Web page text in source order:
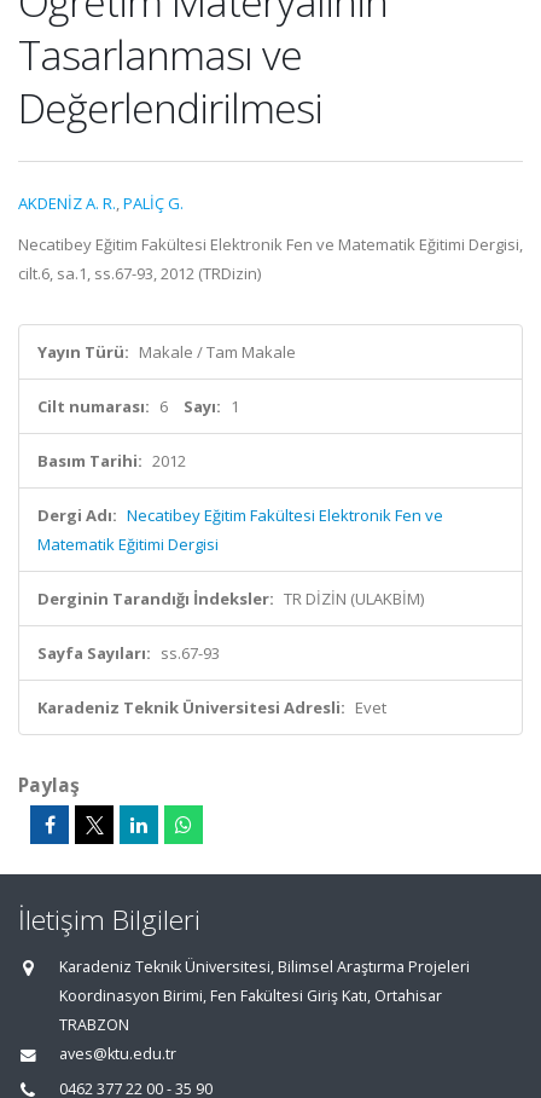
Tasarlanması ve
Değerlendirilmesi
AKDENİZ A. R.,PALİÇ G.
Necatibey Eğitim Fakültesi Elektronik Fen ve Matematik Eğitimi Dergisi,
cilt.6, sa.1, ss.67-93, 2012 (TRDizin)
Yayın Türü: Makale / Tam Makale
Cilt numarası: 6 Sayı: 1
Basım Tarihi: 2012
Dergi Adı: Necatibey Eğitim Fakültesi Elektronik Fen ve
Matematik Eğitimi Dergisi
Derginin Tarandığı İndeksler: TR DİZİN (ULAKBİM)
Sayfa Sayıları: ss.67-93
Karadeniz Teknik Üniversitesi Adresli: Evet
Paylaş
İletişim Bilgileri
Karadeniz Teknik Üniversitesi, Bilimsel Araştırma Projeleri
Koordinasyon Birimi, Fen Fakültesi Giriş Katı, Ortahisar
TRABZON
aves@ktu.edu.tr
0462 377 22 00 - 35 90